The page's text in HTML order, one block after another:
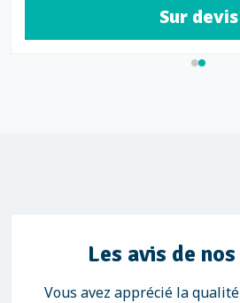
Sur devis
Les avis de
Vous avez apprécié la